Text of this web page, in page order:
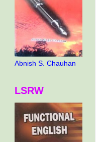
Abnish S. Chauhan
LSRW